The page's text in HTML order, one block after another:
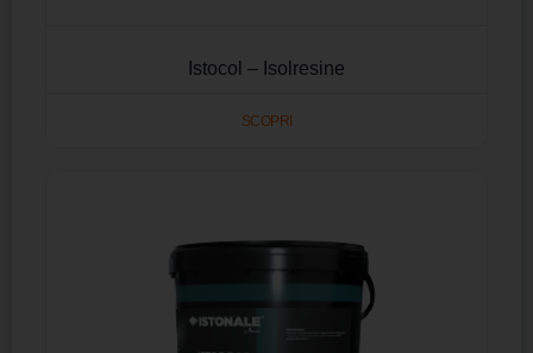
Istocol – Isolresine
SCOPRI